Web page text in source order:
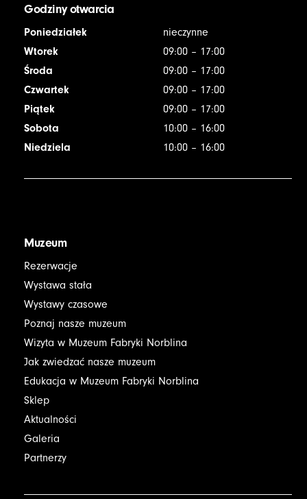
Godziny otwarcia
Poniedziałek
Wtorek
Środa
Czwartek
Piątek
Sobota
Niedziela
nieczynne
09:00 – 17:00
09:00 – 17:00
09:00 – 17:00
09:00 – 17:00
10:00 – 16:00
10:00 – 16:00
Muzeum
Rezerwacje
Wystawa stała
Wystawy czasowe
Poznaj nasze muzeum
Wizyta w Muzeum Fabryki Norblina
Jak zwiedzać nasze muzeum
Edukacja w Muzeum Fabryki Norblina
Sklep
Aktualności
Galeria
Partnerzy